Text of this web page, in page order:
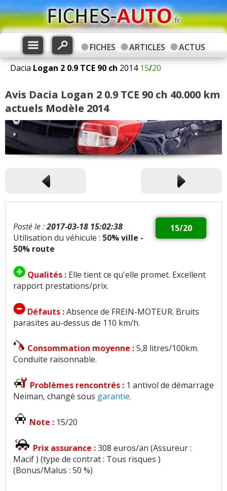
FICHES ARTICLES
ACTUS
Dacia Logan 2 0.9 TCE 90 ch 2014 15/20
Avis Dacia Logan 2 0.9 TCE 90 ch 40.000 km
actuels Modèle 2014
15/20
Posté le :2017-03-18 15:02:38
Utilisation du véhicule : 50% ville -
50% route
Qualités : Elle tient ce qu'elle promet. Excellent
rapport prestations/prix.
Défauts :Absence de FREIN-MOTEUR. Bruits
parasites au-dessus de 110 km/h.
Consommation moyenne :5,8 litres/100km.
Conduite raisonnable.
Problèmes rencontrés : 1 antivol de démarrage
Neiman, changé sous garantie.
Note : 15/20
Prix assurance :308 euros/an (Assureur :
Macif ) (type de contrat : Tous risques )
(Bonus/Malus : 50 %)